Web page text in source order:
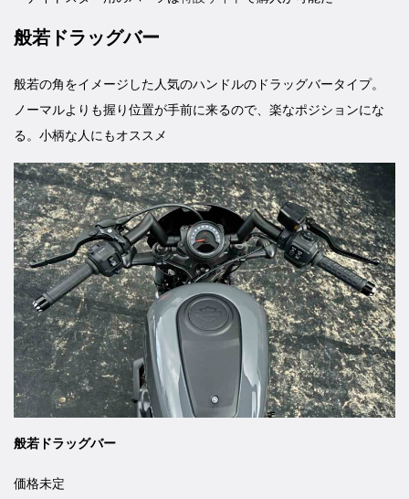
般若ドラッグバー
般若の角をイメージした人気のハンドルのドラッグバータイプ。
ノーマルよりも握り位置が手前に来るので、楽なポジションにな
る。小柄な人にもオススメ
般若ドラッグバー
価格未定